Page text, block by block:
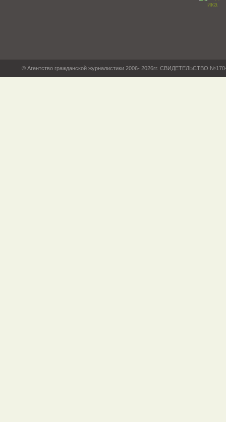
© Агентство гражданской журналистики 2006- 2026гг. СВИДЕТЕЛЬСТВО